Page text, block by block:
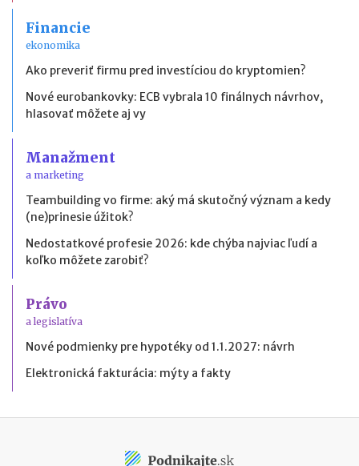
Financie
ekonomika
Ako preveriť firmu pred investíciou do kryptomien?
Nové eurobankovky: ECB vybrala 10 finálnych návrhov,
hlasovať môžete aj vy
Manažment
a marketing
Teambuilding vo firme: aký má skutočný význam a kedy
(ne)prinesie úžitok?
Nedostatkové profesie 2026: kde chýba najviac ľudí a
koľko môžete zarobiť?
Právo
a legislatíva
Nové podmienky pre hypotéky od 1.1.2027: návrh
Elektronická fakturácia: mýty a fakty